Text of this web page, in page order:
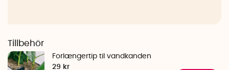
Tillbehör
Forlængertip til vandkanden
29 kr